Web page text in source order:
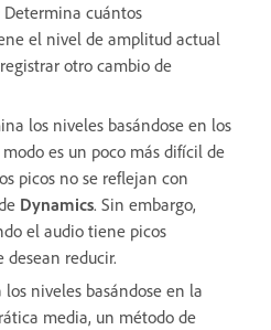
Determina cuántos
el nivel de amplitud actual
otro cambio de
los niveles basándose en los
es un poco más difícil de
picos no se reflejan con
Dynamics. Sin embargo,
el audio tiene picos
desean reducir.
niveles basándose en la
media, un método de